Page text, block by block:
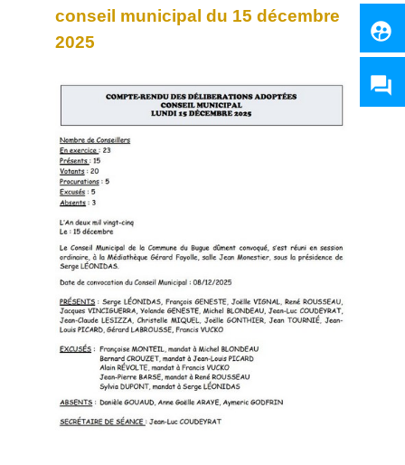
conseil municipal du 15 décembre
2025
supervised_user_circle
question_answer